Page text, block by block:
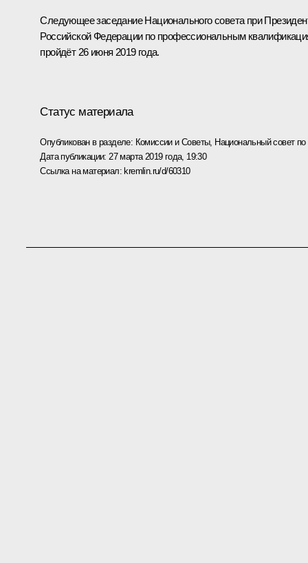
Следующее заседание Национального совета при
Российской Федерации по профессиональным
пройдёт 26 июня 2019 года.
Статус материала
Опубликован в разделе: Комиссии и Советы, Национальный совет
Дата публикации: 27 марта 2019 года, 19:30
Ссылка на материал: kremlin.ru/d/60310